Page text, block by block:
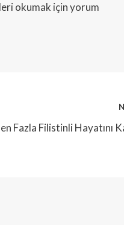
okumak için yorum
Fazla Filistinli Hayatını